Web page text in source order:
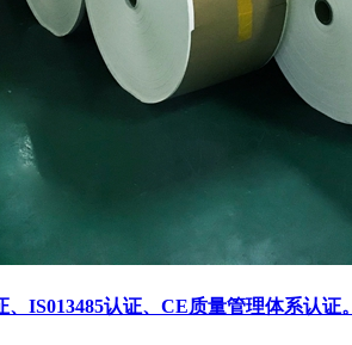
IS013485认证、CE质量管理体系认证。